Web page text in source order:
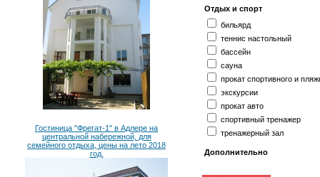
Гостиница "Фрегат-1" в Адлере на
центральной набережной, для
семейного отдыха, цены на лето 2018
год.
Отдых и спорт
бильярд
теннис настольный
бассейн
сауна
прокат спортивного и
экскурсии
прокат авто
спортивный тренажер
тренажерный зал
Дополнительно